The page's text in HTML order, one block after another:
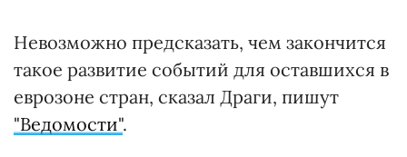
Невозможно предсказать, чем закончится
такое развитие событий для оставшихся в
еврозоне стран, сказал Драги, пишут
"Ведомости".